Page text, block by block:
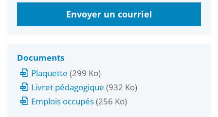
Envoyer un courriel
Documents
Plaquette (299 Ko)
Livret pédagogique (932 Ko)
Emplois occupés(256 Ko)